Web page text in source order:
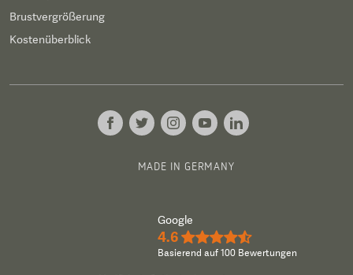
Brustvergrößerung
Kostenüberblick
MADE IN GERMANY
Google
4.6 ★★★★½
Basierend auf 100 Bewertungen